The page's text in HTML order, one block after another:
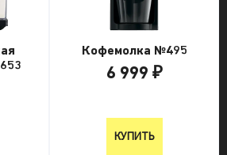
Кофемолка №495
6 999 ₽
КУПИТЬ